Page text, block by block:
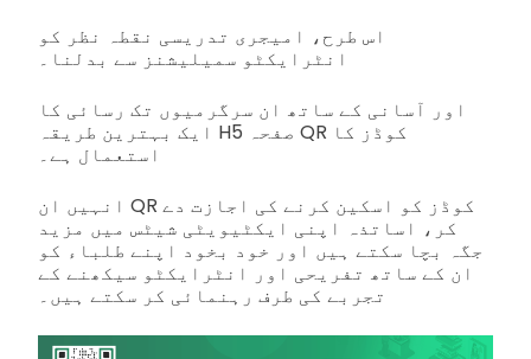
اس طرح، امیجری تدریسی نقطہ نظر کو
انٹرایکٹو سمیلیشنز سے بدلنا۔
اور آسانی کے ساتھ ان سرگرمیوں تک رسائی کا
ایک بہترین طریقہ H5 صفحہ QR کوڈز کا
استعمال ہے۔
انہیں ان QR کوڈز کو اسکین کرنے کی اجازت دے
کر، اساتذہ اپنی ایکٹیویٹی شیٹس میں مزید
جگہ بچا سکتے ہیں اور خود بخود اپنے طلباء کو
ان کے ساتھ تفریحی اور انٹرایکٹو سیکھنے کے
تجربے کی طرف رہنمائی کر سکتے ہیں۔